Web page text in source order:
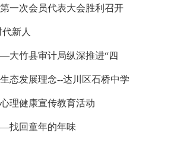
一次会员代表大会胜利召开
新人
大竹县审计局纵深推进“四
态发展理念--达川区石桥中学
理健康宣传教育活动
找回童年的年味